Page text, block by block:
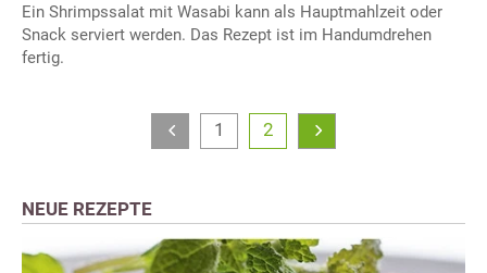
Ein Shrimpssalat mit Wasabi kann als Hauptmahlzeit oder
Snack serviert werden. Das Rezept ist im Handumdrehen
fertig.
1 2
NEUE REZEPTE